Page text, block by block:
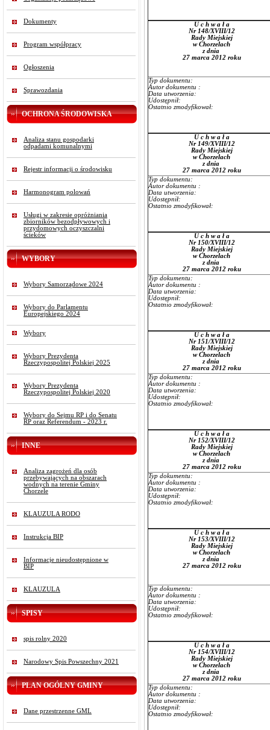
Dokumenty
Program współpracy
Ogłoszenia
Sprawozdania
OCHRONA ŚRODOWISKA
Analiza stanu gospodarki
odpadami komunalnymi
Rejestr informacji o środowisku
Harmonogram polowań
Usługi w zakresie opróżniania
zbiorników bezodpływowych i
przydomowych oczyszczalni
ścieków
WYBORY
Wybory Samorządowe 2024
Wybory do Parlamentu
Europejskiego 2024
Wybory
Wybory Prezydenta
Rzeczypospolitej Polskiej 2025
Wybory Prezydenta
Rzeczypospolitej Polskiej 2020
Wybory do Sejmu RP i do Senatu
RP oraz Referendum - 2023 r.
INNE
Analiza zagrożeń dla osób
przebywających na obszarach
wodnych na terenie Gminy
Chorzele
KLAUZULA RODO
Instrukcja BIP
Informacje nieudostępnione w
BIP
KLAUZULA
SPISY
spis rolny 2020
Narodowy Spis Powszechny 2021
PLAN OGÓLNY GMINY
Dane przestrzenne GML
U c h w a ł a
Nr 148/XVIII/12
Rady Miejskiej
w Chorzelach
z dnia
27 marca 2012 roku
Typ dokumentu:
Autor dokumentu :
Data utworzenia:
Udostępnił:
Ostatnio zmodyfikował:
U c h w a ł a
Nr 149/XVIII/12
Rady Miejskiej
w Chorzelach
z dnia
27 marca 2012 roku
Typ dokumentu:
Autor dokumentu :
Data utworzenia:
Udostępnił:
Ostatnio zmodyfikował:
U c h w a ł a
Nr 150/XVIII/12
Rady Miejskiej
w Chorzelach
z dnia
27 marca 2012 roku
Typ dokumentu:
Autor dokumentu :
Data utworzenia:
Udostępnił:
Ostatnio zmodyfikował:
U c h w a ł a
Nr 151/XVIII/12
Rady Miejskiej
w Chorzelach
z dnia
27 marca 2012 roku
Typ dokumentu:
Autor dokumentu :
Data utworzenia:
Udostępnił:
Ostatnio zmodyfikował:
U c h w a ł a
Nr 152/XVIII/12
Rady Miejskiej
w Chorzelach
z dnia
27 marca 2012 roku
Typ dokumentu:
Autor dokumentu :
Data utworzenia:
Udostępnił:
Ostatnio zmodyfikował:
U c h w a ł a
Nr 153/XVIII/12
Rady Miejskiej
w Chorzelach
z dnia
27 marca 2012 roku
Typ dokumentu:
Autor dokumentu :
Data utworzenia:
Udostępnił:
Ostatnio zmodyfikował:
U c h w a ł a
Nr 154/XVIII/12
Rady Miejskiej
w Chorzelach
z dnia
27 marca 2012 roku
Typ dokumentu:
Autor dokumentu :
Data utworzenia:
Udostępnił:
Ostatnio zmodyfikował: